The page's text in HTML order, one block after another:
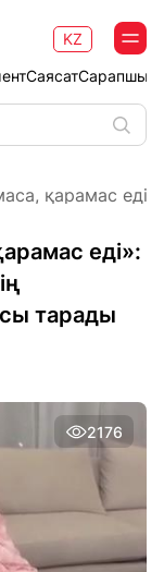
Саясат
KZ
қарамас
еді»:
тарады
2176